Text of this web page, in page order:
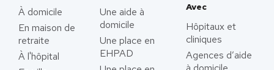
À domicile
En maison de
retraite
À l'hôpital
Une aide à
domicile
Une place en
EHPAD
Avec
Hôpitaux et
cliniques
Agences d’aide